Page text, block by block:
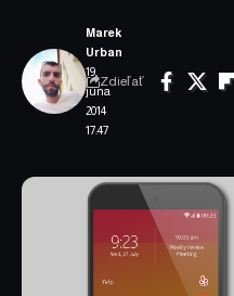
19.
júna
2014
17:47
Marek
Urban
Zdieľať